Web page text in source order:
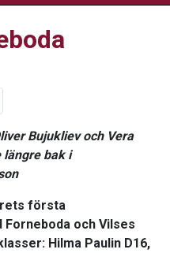
Bujukliev och Vera
längre bak i
första
och Vilses
Hilma Paulin D16,